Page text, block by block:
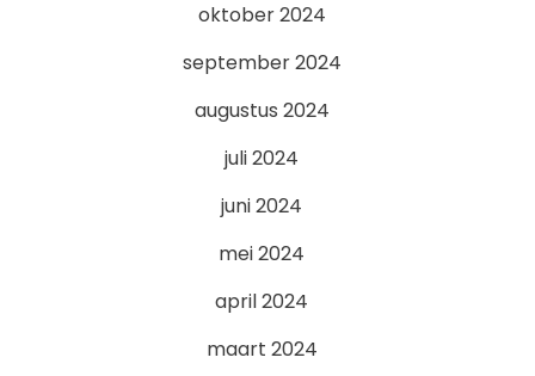
oktober 2024
september 2024
augustus 2024
juli 2024
juni 2024
mei 2024
april 2024
maart 2024